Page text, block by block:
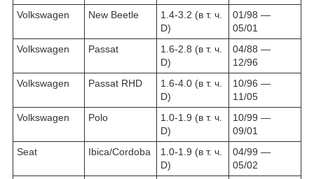
Volkswagen
New Beetle
1.4-3.2 (в т. ч.
D)
01/98 ―
05/01
Volkswagen
Passat
1.6-2.8 (в т. ч.
D)
04/88 ―
12/96
Volkswagen
Passat RHD
1.6-4.0 (в т. ч.
D)
10/96 ―
11/05
Volkswagen
Polo 1.0-1.9 (в т. ч.
D)
10/99 ―
09/01
Seat
Ibica/Cordoba 1.0-1.9 (в т. ч.
D)
04/99 ―
05/02